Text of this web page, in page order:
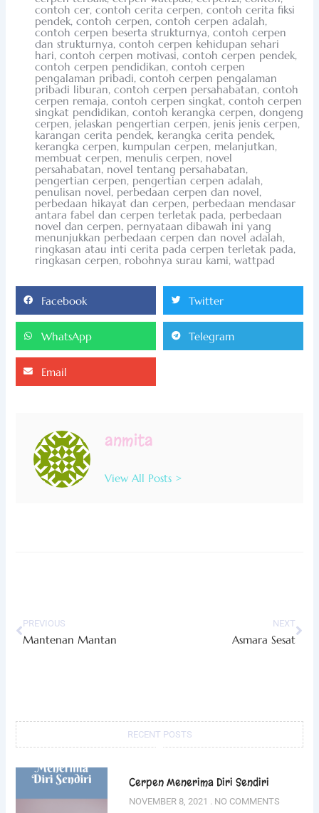
contoh cer, contoh cerita cerpen, contoh cerita fiksi
pendek, contoh cerpen, contoh cerpen adalah,
contoh cerpen beserta strukturnya,contoh cerpen
dan strukturnya, contoh cerpen kehidupan sehari
hari, contoh cerpen motivasi, contoh cerpen pendek,
contoh cerpen pendidikan, contoh cerpen
pengalaman pribadi, contoh cerpen pengalaman
pribadi liburan, contoh cerpen persahabatan, contoh
cerpen remaja, contoh cerpen singkat, contoh cerpen
singkat pendidikan, contoh kerangka cerpen, dongeng
cerpen,jelaskan pengertian cerpen, jenis jenis cerpen,
karangan cerita pendek, kerangka cerita pendek,
kerangka cerpen, kumpulan cerpen, melanjutkan,
membuat cerpen, menulis cerpen, novel
persahabatan, novel tentang persahabatan,
pengertian cerpen, pengertian cerpen adalah,
penulisan novel, perbedaan cerpen dan novel,
perbedaan hikayat dan cerpen,perbedaan mendasar
antara fabel dan cerpen terletak pada, perbedaan
novel dan cerpen, pernyataan dibawah ini yang
menunjukkan perbedaan cerpen dan novel adalah,
ringkasan atau inti cerita pada cerpen terletak pada,
ringkasan cerpen, robohnya surau kami, wattpad
Facebook Twitter
WhatsApp Telegram
Email
anmita
View All Posts >
PREVIOUS
Mantenan Mantan
NEXT
Asmara Sesat
RECENT POSTS
Cerpen Menerima Diri Sendiri
NOVEMBER 8, 2021 NO COMMENTS